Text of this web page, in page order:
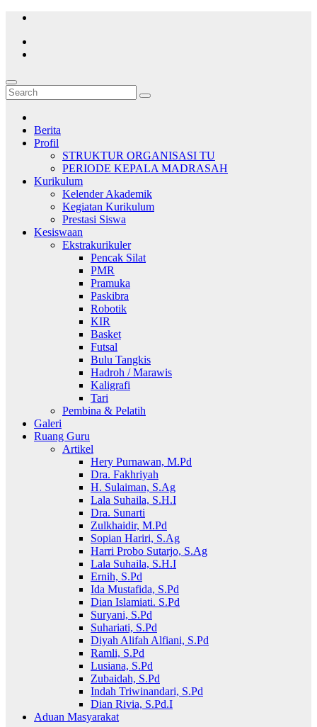
Skip
content
Berita
Profil
STRUKTUR ORGANISASI TU
PERIODE KEPALA MADRASAH
Kurikulum
Kelender Akademik
Kegiatan Kurikulum
Prestasi Siswa
Kesiswaan
Ekstrakurikuler
Pencak Silat
PMR
Pramuka
Paskibra
Robotik
KIR
Basket
Futsal
Bulu Tangkis
Hadroh / Marawis
Kaligrafi
Tari
Pembina & Pelatih
Galeri
Ruang Guru
Artikel
Hery Purnawan, M.Pd
Dra. Fakhriyah
H. Sulaiman, S.Ag
Lala Suhaila, S.H.I
Dra. Sunarti
Zulkhaidir, M.Pd
Sopian Hariri, S.Ag
Harri Probo Sutarjo, S.Ag
Lala Suhaila, S.H.I
Ernih, S.Pd
Ida Mustafida, S.Pd
Dian Islamiati. S.Pd
Suryani, S.Pd
Suhariati, S.Pd
Diyah Alifah Alfiani, S.Pd
Ramli, S.Pd
Lusiana, S.Pd
Zubaidah, S.Pd
Indah Triwinandari, S.Pd
Dian Rivia, S.Pd.I
Aduan Masyarakat